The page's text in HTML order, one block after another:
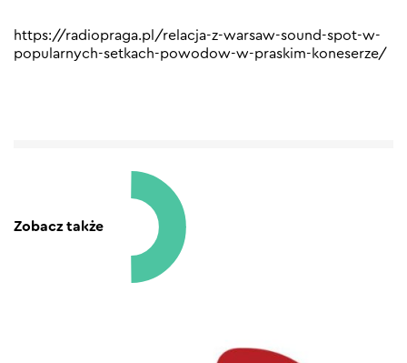
https://radiopraga.pl/relacja-z-warsaw-sound-spot-w-
popularnych-setkach-powodow-w-praskim-koneserze/
Zobacz także